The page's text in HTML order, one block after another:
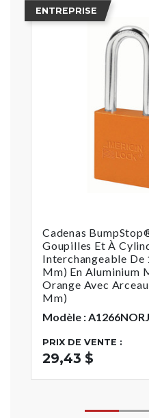
ENTREPRISE
Cadenas
Goupilles Et À
Interchangeable De
Mm) En Aluminium
Orange Avec
Mm)
Modèle : A1266NORJ
PRIX DE VENTE :
29,43 $